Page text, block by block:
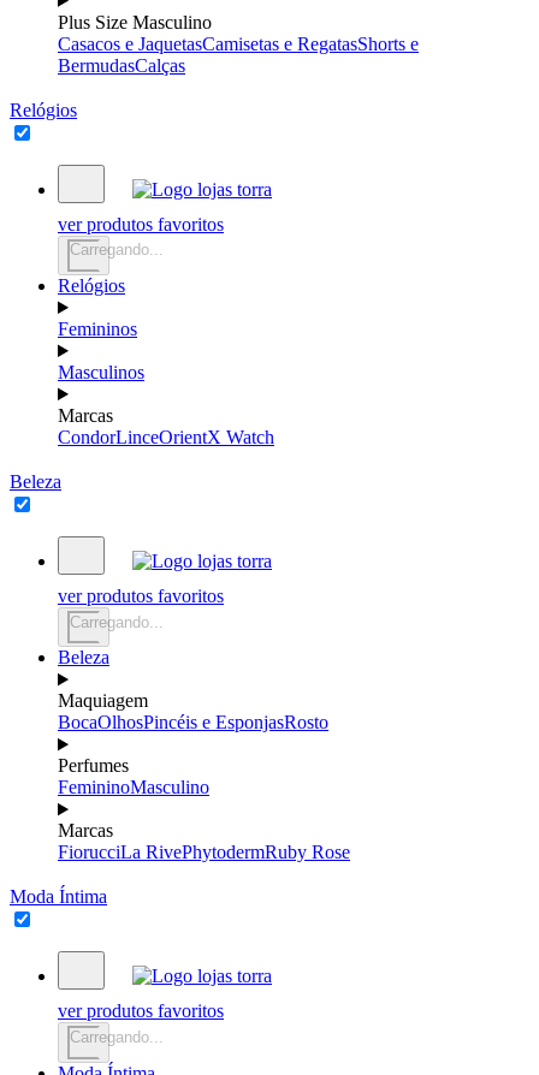
Plus Size Masculino
Casacos e JaquetasCamisetas e RegatasShorts e
BermudasCalças
Relógios
ver produtos favoritos
Carregando...
Relógios
Femininos
Masculinos
Marcas
CondorLinceOrientX Watch
Beleza
ver produtos favoritos
Carregando...
Beleza
Maquiagem
BocaOlhosPincéis e EsponjasRosto
Perfumes
FemininoMasculino
Marcas
FiorucciLa RivePhytodermRuby Rose
Moda Íntima
ver produtos favoritos
Carregando...